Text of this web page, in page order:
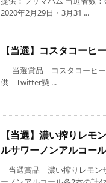
2020年2月29日・3月31 ...
【当選】コスタコーヒ
当選賞品 コスタコーヒ
供 Twitter懸 ...
【当選】濃い搾りレモ
ルサワーノンアルコー
当選賞品 濃い搾りレモン